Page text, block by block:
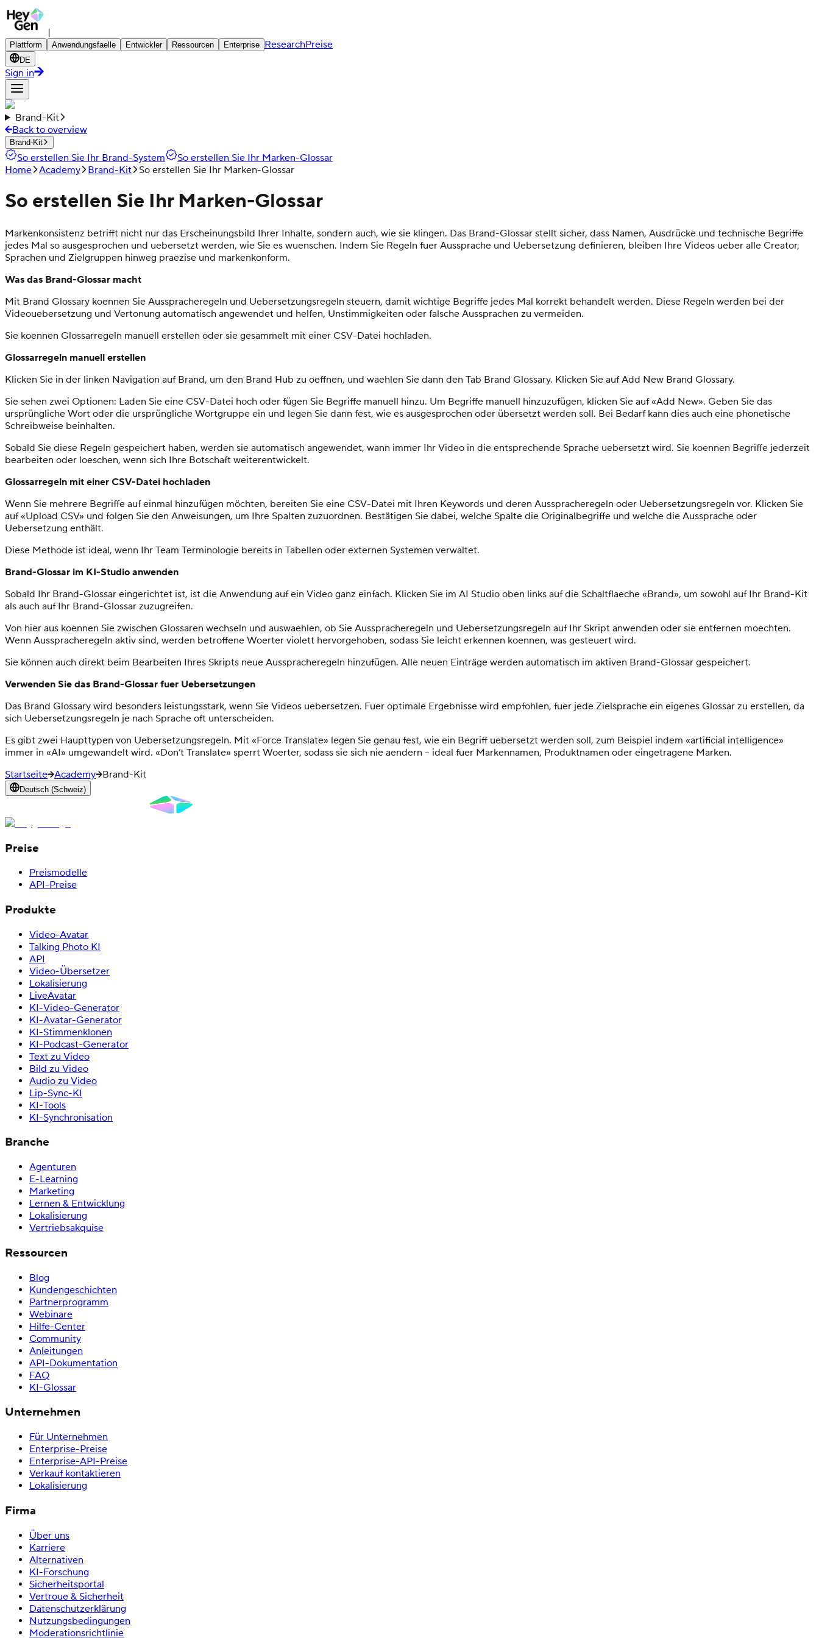
|
Plattform Anwendungsfaelle Entwickler Ressourcen Enterprise ResearchPreise
DE
Sign in
Brand-Kit
Back to overview
Brand-Kit
So erstellen Sie Ihr Brand-System
So erstellen Sie Ihr Marken-Glossar
Home Academy Brand-Kit So erstellen Sie Ihr Marken-Glossar
So erstellen Sie Ihr Marken-Glossar
Markenkonsistenz betrifft nicht nur das Erscheinungsbild Ihrer Inhalte, sondern auch, wie sie klingen. Das Brand-Glossar stellt sicher, dass Namen, Ausdrücke und technische Begriffe
jedes Mal so ausgesprochen und uebersetzt werden, wie Sie es wuenschen. Indem Sie Regeln fuer Aussprache und Uebersetzung definieren, bleiben Ihre Videos ueber alle Creator,
Sprachen und Zielgruppen hinweg praezise und markenkonform.
Was das Brand-Glossar macht
Mit Brand Glossary koennen Sie Ausspracheregeln und Uebersetzungsregeln steuern, damit wichtige Begriffe jedes Mal korrekt behandelt werden. Diese Regeln werden bei der
Videouebersetzung und Vertonung automatisch angewendet und helfen, Unstimmigkeiten oder falsche Aussprachen zu vermeiden.
Sie koennen Glossarregeln manuell erstellen oder sie gesammelt mit einer CSV-Datei hochladen.
Glossarregeln manuell erstellen
Klicken Sie in der linken Navigation auf Brand, um den Brand Hub zu oeffnen, und waehlen Sie dann den Tab Brand Glossary. Klicken Sie auf Add New Brand Glossary.
Sie sehen zwei Optionen: Laden Sie eine CSV-Datei hoch oder fügen Sie Begriffe manuell hinzu. Um Begriffe manuell hinzuzufügen, klicken Sie auf «Add New». Geben Sie das
ursprüngliche Wort oder die ursprüngliche Wortgruppe ein und legen Sie dann fest, wie es ausgesprochen oder übersetzt werden soll. Bei Bedarf kann dies auch eine phonetische
Schreibweise beinhalten.
Sobald Sie diese Regeln gespeichert haben, werden sie automatisch angewendet, wann immer Ihr Video in die entsprechende Sprache uebersetzt wird. Sie koennen Begriffe jederzeit
bearbeiten oder loeschen, wenn sich Ihre Botschaft weiterentwickelt.
Glossarregeln mit einer CSV-Datei hochladen
Wenn Sie mehrere Begriffe auf einmal hinzufügen möchten, bereiten Sie eine CSV-Datei mit Ihren Keywords und deren Ausspracheregeln oder Uebersetzungsregeln vor. Klicken Sie
auf «Upload CSV» und folgen Sie den Anweisungen, um Ihre Spalten zuzuordnen. Bestätigen Sie dabei, welche Spalte die Originalbegriffe und welche die Aussprache oder
Uebersetzung enthält.
Diese Methode ist ideal, wenn Ihr Team Terminologie bereits in Tabellen oder externen Systemen verwaltet.
Brand-Glossar im KI-Studio anwenden
Sobald Ihr Brand-Glossar eingerichtet ist, ist die Anwendung auf ein Video ganz einfach. Klicken Sie im AI Studio oben links auf die Schaltflaeche «Brand», um sowohl auf Ihr Brand-Kit
als auch auf Ihr Brand-Glossar zuzugreifen.
Von hier aus koennen Sie zwischen Glossaren wechseln und auswaehlen, ob Sie Ausspracheregeln und Uebersetzungsregeln auf Ihr Skript anwenden oder sie entfernen moechten.
Wenn Ausspracheregeln aktiv sind, werden betroffene Woerter violett hervorgehoben, sodass Sie leicht erkennen koennen, was gesteuert wird.
Sie können auch direkt beim Bearbeiten Ihres Skripts neue Ausspracheregeln hinzufügen. Alle neuen Einträge werden automatisch im aktiven Brand-Glossar gespeichert.
Verwenden Sie das Brand-Glossar fuer Uebersetzungen
Das Brand Glossary wird besonders leistungsstark, wenn Sie Videos uebersetzen. Fuer optimale Ergebnisse wird empfohlen, fuer jede Zielsprache ein eigenes Glossar zu erstellen, da
sich Uebersetzungsregeln je nach Sprache oft unterscheiden.
Es gibt zwei Haupttypen von Uebersetzungsregeln. Mit «Force Translate» legen Sie genau fest, wie ein Begriff uebersetzt werden soll, zum Beispiel indem «artificial intelligence»
immer in «AI» umgewandelt wird. «Don’t Translate» sperrt Woerter, sodass sie sich nie aendern – ideal fuer Markennamen, Produktnamen oder eingetragene Marken.
Startseite Academy Brand-Kit
Deutsch (Schweiz)
Preise
Preismodelle
API-Preise
Produkte
Video-Avatar
Talking Photo KI
API
Video-Übersetzer
Lokalisierung
LiveAvatar
KI-Video-Generator
KI-Avatar-Generator
KI-Stimmenklonen
KI-Podcast-Generator
Text zu Video
Bild zu Video
Audio zu Video
Lip-Sync-KI
KI-Tools
KI-Synchronisation
Branche
Agenturen
E-Learning
Marketing
Lernen & Entwicklung
Lokalisierung
Vertriebsakquise
Ressourcen
Blog
Kundengeschichten
Partnerprogramm
Webinare
Hilfe-Center
Community
Anleitungen
API-Dokumentation
FAQ
KI-Glossar
Unternehmen
Für Unternehmen
Enterprise-Preise
Enterprise-API-Preise
Verkauf kontaktieren
Lokalisierung
Firma
Über uns
Karriere
Alternativen
KI-Forschung
Sicherheitsportal
Vertroue & Sicherheit
Datenschutzerklärung
Nutzungsbedingungen
Moderationsrichtlinie